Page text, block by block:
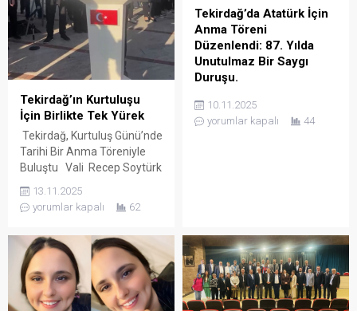
sanatçılar Memiş Aslan,
Hasan Akarsu ve Mehmet
Çevik...
Tekirdağ’ın Kurtuluşu
İçin Birlikte Tek Yürek
Tekirdağ, Kurtuluş Günü’nde
Tarihi Bir Anma Töreniyle
Buluştu Vali Recep Soytürk
Başkanı Candan Yüceer,
katılımcılarla birlikte milletin
anarak, şehrin tarihine olan
bağlılıklarını vurguladılar.
Törene, askeri yetkililer,
Tekirdağ milletvekilleri ve
13.11.2025
yorumlar kapalı
62
Tekirdağ’da Atatürk İçin
Anma Töreni
Düzenlendi: 87. Yılda
Unutulmaz Bir Saygı
Duruşu.
Töreni 10 Kasım 2023
tarihinde Tekirdağ’da, Ulu
katılımcılar, Atatürk için
saygı duruşunda bulunarak
İstiklal Marşı’nı okudular.
Duygusal anların yaşandığı
etkinlikte, katılımcılar anıta
10.11.2025
yorumlar kapalı
44